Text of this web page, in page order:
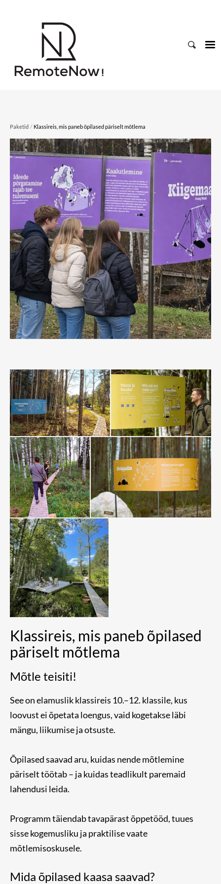
Paketid / Klassireis, mis paneb õpilased päriselt mõtlema
Klassireis, mis paneb õpilased
päriselt mõtlema
Mõtle teisiti!
See on elamuslik klassireis 10.–12. klassile, kus
loovust ei õpetata loengus, vaid kogetakse läbi
mängu, liikumise ja otsuste.
Õpilased saavad aru, kuidas nende mõtlemine
päriselt töötab – ja kuidas teadlikult paremaid
lahendusi leida.
Programm täiendab tavapärast õppetööd, tuues
sisse kogemusliku ja praktilise vaate
mõtlemisoskusele.
Mida õpilased kaasa saavad?